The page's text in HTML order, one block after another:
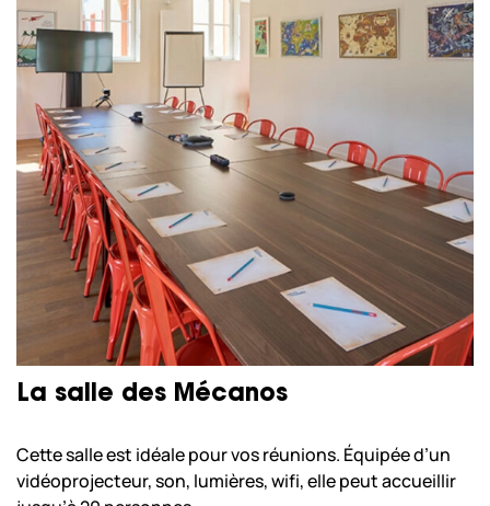
La salle des Mécanos
Cette salle est idéale pour vos réunions. Équipée d’un
vidéoprojecteur, son, lumières, wifi, elle peut accueillir